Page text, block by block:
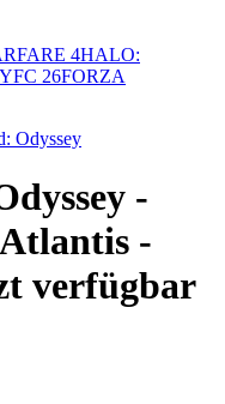
4HALO:
FC 26FORZA
Odyssey
-
-
verfügbar